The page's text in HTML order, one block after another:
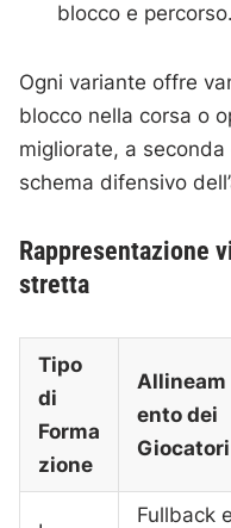
blocco e percorso.
Ogni variante offre
blocco nella corsa o
migliorate, a
schema difensivo
Rappresentazione
stretta
Tipo
di
Forma
zione
Allineam
ento dei
Giocatori
Fullback e